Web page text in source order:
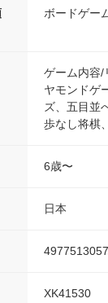
ボードゲー
ゲーム内容/
ヤモンドゲ
ズ、五目並
歩なし将棋
6歳〜
日本
XK41530